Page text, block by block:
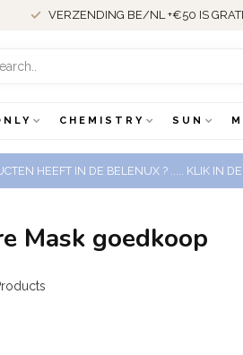
VERZENDING BE/NL +€50 IS
CHEMISTRY SUN
HEEFT IN DE BELENUX ? ..... KLIK IN
Mask goedkoop